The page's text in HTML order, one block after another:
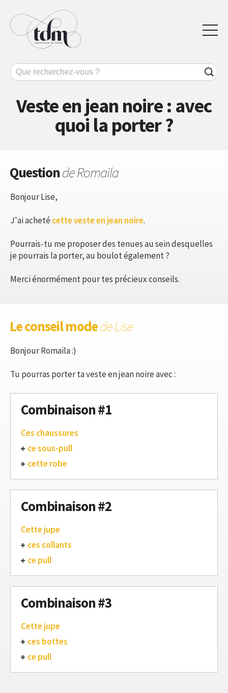
Veste en jean noire : avec
quoi la porter ?
Questionde Romaila
Bonjour Lise,
J'ai achetécette veste en jean noire.
Pourrais-tu me proposer des tenues au sein desquelles
je pourrais la porter, au boulot également ?
Merci énormément pour tes précieux conseils.
Le conseil modede Lise
Bonjour Romaila :)
Tu pourras porter ta veste en jean noire avec :
Combinaison #1
Ces chaussures
ce sous-pull
cette robe
Combinaison #2
Cette jupe
ces collants
ce pull
Combinaison #3
Cette jupe
ces bottes
ce pull